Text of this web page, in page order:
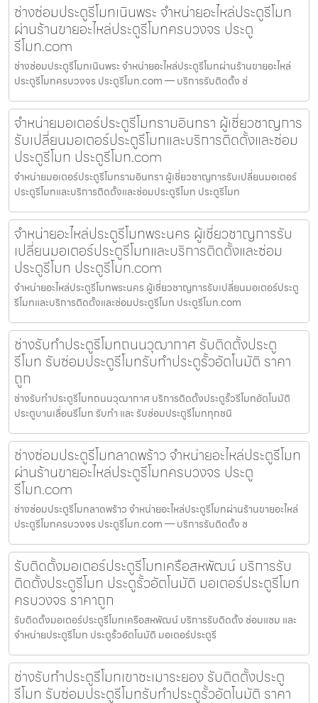
ช่างซ่อมประตูรีโมทเนินพระ จำหน่ายอะไหล่ประตูรีโมท
ผ่านร้านขายอะไหล่ประตูรีโมทครบวงจร ประตู
รีโมท.com
ช่างซ่อมประตูรีโมทเนินพระ จำหน่ายอะไหล่ประตูรีโมทผ่านร้านขายอะไหล่
ประตูรีโมทครบวงจร ประตูรีโมท.com — บริการรับติดตั้ง ซ่
จำหน่ายมอเตอร์ประตูรีโมทรามอินทรา ผู้เชี่ยวชาญการ
รับเปลี่ยนมอเตอร์ประตูรีโมทและบริการติดตั้งและซ่อม
ประตูรีโมท ประตูรีโมท.com
จำหน่ายมอเตอร์ประตูรีโมทรามอินทรา ผู้เชี่ยวชาญการรับเปลี่ยนมอเตอร์
ประตูรีโมทและบริการติดตั้งและซ่อมประตูรีโมท ประตูรีโมท
จำหน่ายอะไหล่ประตูรีโมทพระนคร ผู้เชี่ยวชาญการรับ
เปลี่ยนมอเตอร์ประตูรีโมทและบริการติดตั้งและซ่อม
ประตูรีโมท ประตูรีโมท.com
จำหน่ายอะไหล่ประตูรีโมทพระนคร ผู้เชี่ยวชาญการรับเปลี่ยนมอเตอร์ประตู
รีโมทและบริการติดตั้งและซ่อมประตูรีโมท ประตูรีโมท.com
ช่างรับทำประตูรีโมทถนนวุฒากาศ รับติดตั้งประตู
รีโมท รับซ่อมประตูรีโมทรับทำประตูรั้วอัตโนมัติ ราคา
ถูก
ช่างรับทำประตูรีโมทถนนวุฒากาศ บริการติดตั้งประตูรั้วรีโมทอัตโนมัติ
ประตูบานเลื่อนรีโมท รับทำ และ รับซ่อมประตูรีโมททุกชนิ
ช่างซ่อมประตูรีโมทลาดพร้าว จำหน่ายอะไหล่ประตูรีโมท
ผ่านร้านขายอะไหล่ประตูรีโมทครบวงจร ประตู
รีโมท.com
ช่างซ่อมประตูรีโมทลาดพร้าว จำหน่ายอะไหล่ประตูรีโมทผ่านร้านขายอะไหล่
ประตูรีโมทครบวงจร ประตูรีโมท.com — บริการรับติดตั้ง ซ
รับติดตั้งมอเตอร์ประตูรีโมทเครือสหพัฒน์ บริการรับ
ติดตั้งประตูรีโมท ประตูรั้วอัตโนมัติ มอเตอร์ประตูรีโมท
ครบวงจร ราคาถูก
รับติดตั้งมอเตอร์ประตูรีโมทเครือสหพัฒน์ บริการรับติดตั้ง ซ่อมแซม และ
จำหน่ายประตูรีโมท ประตูรั้วอัตโนมัติ มอเตอร์ประตูรี
ช่างรับทำประตูรีโมทเขาชะเมาระยอง รับติดตั้งประตู
รีโมท รับซ่อมประตูรีโมทรับทำประตูรั้วอัตโนมัติ ราคา